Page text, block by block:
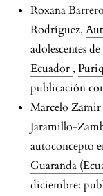
Roxana
Rodríguez,
adolescentes
Ecuador ,
publicación
Marcelo
Jaramillo-
autoconcepto
Guaranda
diciembre: